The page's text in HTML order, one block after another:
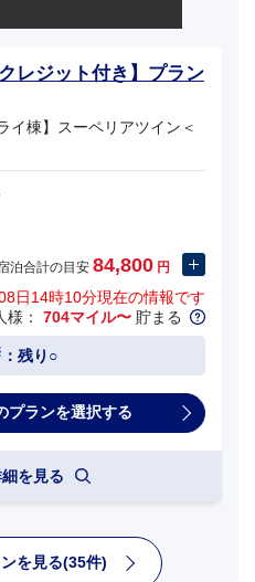
レジット付き】プラン
棟】スーペリアツイン＜
泊合計の目安 84,800 円
日14時10分現在の情報です
様： 704マイル〜 貯まる
：残り○
を見る
を見る(35件)